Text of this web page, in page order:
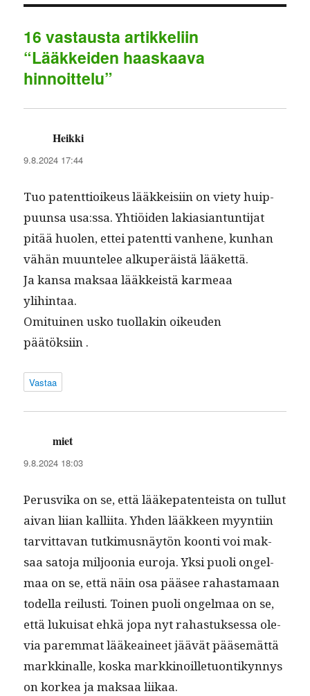
p
a
m
16 vastausta artikkeliin
“Lääkkeiden haaskaava
hinnoittelu”
Heikki
9.8.2024 17:44
Tuo patent­tioikeus lääkkeisi­in on viety huip­
pu­un­sa usa:ssa. Yhtiöi­den laki­asiantun­ti­jat
pitää huolen, ettei patent­ti van­hene, kun­han
vähän muun­telee alku­peräistä lääkettä.
Ja kansa mak­saa lääkkeistä karmeaa
ylihintaa.
Omi­tu­inen usko tuol­lakin oikeu­den
päätöksiin .
Vastaa
mietsanoo:
9.8.2024 18:03
Perusvi­ka on se, että lääkepaten­teista on tul­lut
aivan liian kalli­ita. Yhden lääk­keen myyn­ti­in
tarvit­ta­van tutkimus­näytön koon­ti voi mak­
saa sato­ja miljoo­nia euro­ja. Yksi puoli ongel­
maa on se, että näin osa pääsee rahas­ta­maan
todel­la reilusti. Toinen puoli ongel­maa on se,
että lukuisat ehkä jopa nyt rahas­tuk­ses­sa ole­
via parem­mat lääkeaineet jäävät pääsemät­tä
markki­nalle, kos­ka markki­noil­letuon­tikyn­nys
on korkea ja mak­saa liikaa.